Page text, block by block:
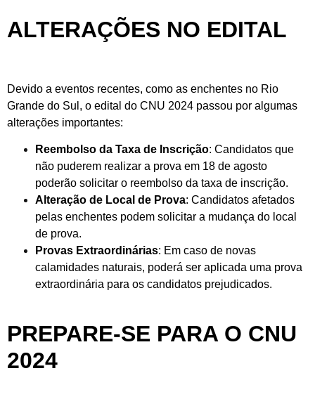
ALTERAÇÕES NO EDITAL
Devido a eventos recentes, como as enchentes no Rio
Grande do Sul, o edital do CNU 2024 passou por algumas
alterações importantes:
Reembolso da Taxa de Inscrição: Candidatos que
não puderem realizar a prova em 18 de agosto
poderão solicitar o reembolso da taxa de inscrição.
Alteração de Local de Prova: Candidatos afetados
pelas enchentes podem solicitar a mudança do local
de prova.
Provas Extraordinárias: Em caso de novas
calamidades naturais, poderá ser aplicada uma prova
extraordinária para os candidatos prejudicados.
PREPARE-SE PARA O CNU
2024